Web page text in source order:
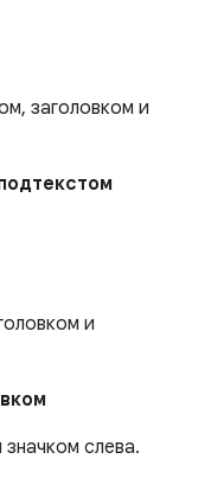
заголовком и
и
слева.